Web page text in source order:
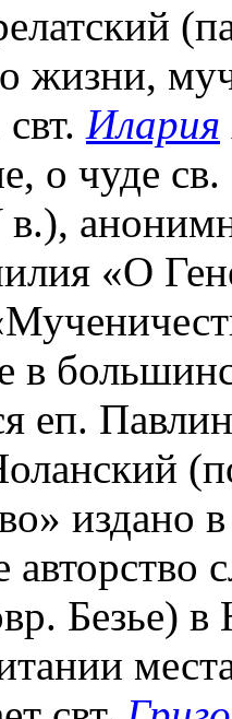
жизни,
Илария
о чуде
«О
в
еп.
издано
Безье)